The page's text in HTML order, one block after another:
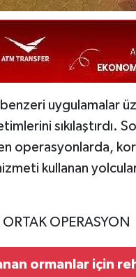
uygulamalar
sıkılaştırdı.
operasyonlarda,
kullanan
OPERASYON
ormanlar için